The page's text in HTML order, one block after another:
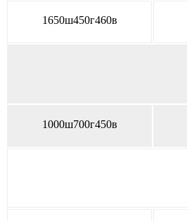
1650ш450г460в
1000ш700г450в